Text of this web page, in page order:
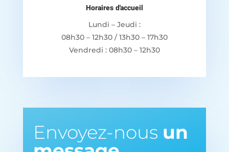
Horaires d'accueil
Lundi – Jeudi :
08h30 – 12h30 / 13h30 – 17h30
Vendredi : 08h30 – 12h30
Envoyez-nous un